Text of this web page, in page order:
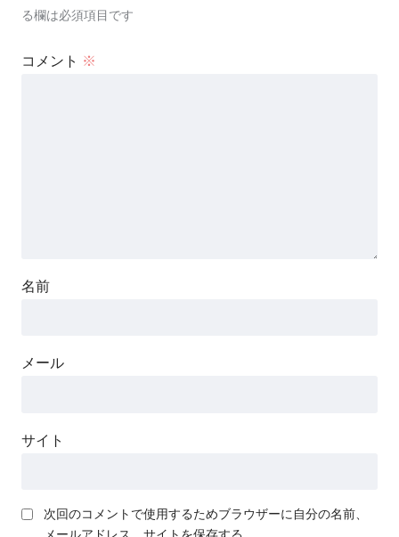
る欄は必須項目です
コメント ※
名前
メール
サイト
次回のコメントで使用するためブラウザーに自分の名前、